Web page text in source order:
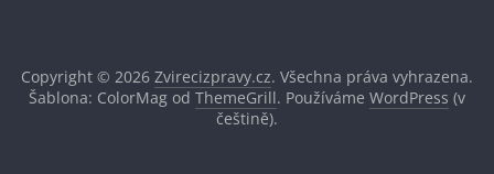
Copyright © 2026 Zvirecizpravy.cz. Všechna práva vyhrazena.
Šablona: ColorMag od ThemeGrill. Používáme WordPress (v
češtině).